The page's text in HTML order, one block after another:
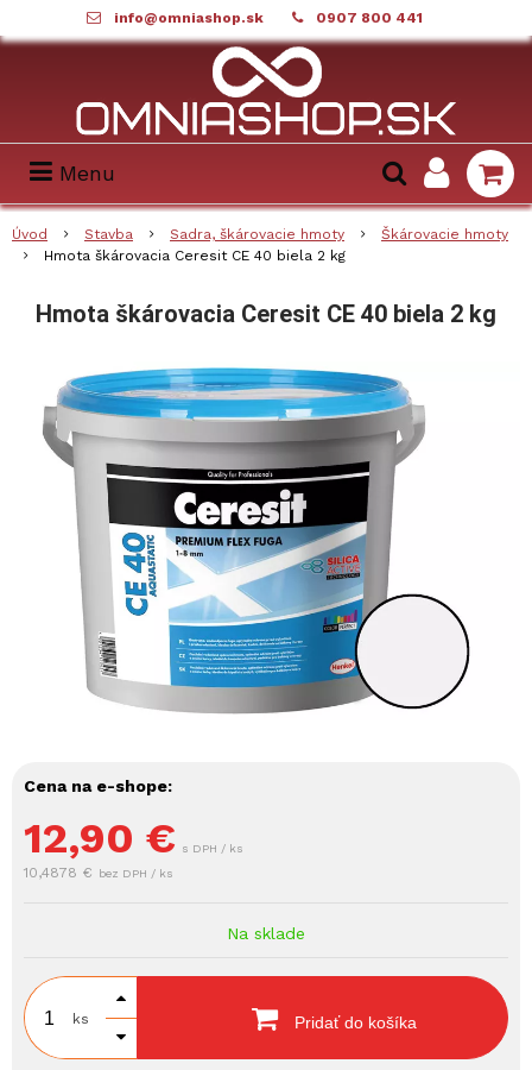
info@omniashop.sk 0907 800 441
Menu
Úvod Stavba Sadra, škárovacie hmoty
Škárovacie hmoty
Hmota škárovacia Ceresit CE 40 biela 2 kg
Hmota škárovacia Ceresit CE 40 biela 2 kg
Cena na e-shope:
12,90 € s DPH / ks
10,4878 € bez DPH / ks
Na sklade
ks Pridať do košíka